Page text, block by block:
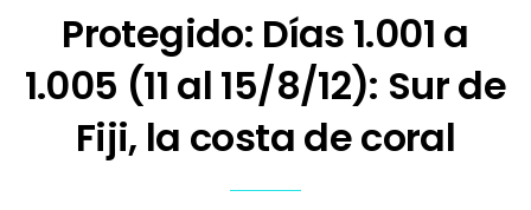
Protegido: Días 1.001 a
1.005 (11 al 15/8/12): Sur de
Fiji, la costa de coral